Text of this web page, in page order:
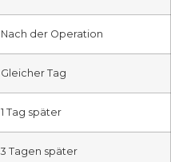
Nach der Operation
Gleicher Tag
1 Tag später
3 Tagen später